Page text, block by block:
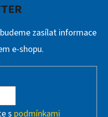
zasílat informace
e-shopu.
s podmínkami